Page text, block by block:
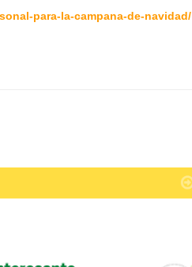
para-la-campana-de-navidad/